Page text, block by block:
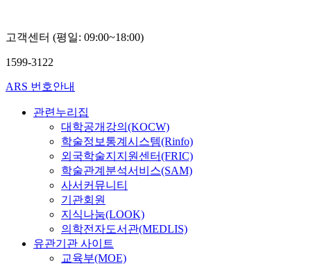
교
고객센터 (평일: 09:00~18:00)
1599-3122
ARS 번호안내
관련누리집
대학공개강의(KOCW)
학술정보통계시스템(Rinfo)
외국학술지지원센터(FRIC)
학술관계분석서비스(SAM)
사서커뮤니티
기관회원
지식나눔(LOOK)
의학전자도서관(MEDLIS)
유관기관 사이트
교육부(MOE)